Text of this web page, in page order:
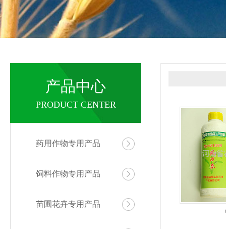
产品中心
PRODUCT CENTER
药用作物专用产品
饲料作物专用产品
苗圃花卉专用产品